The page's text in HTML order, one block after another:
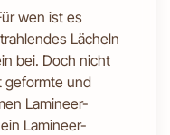
wen ist es
Lächeln
bei. Doch nicht
geformte und
Lamineer-
Lamineer-